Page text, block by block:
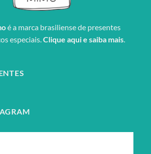
é a marca brasiliense de presentes
especiais. Clique aqui e saiba mais.